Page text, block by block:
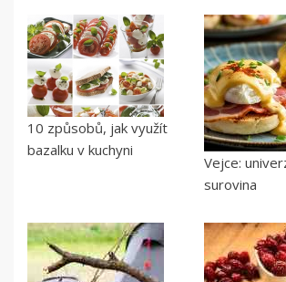
10 způsobů, jak využít
bazalku v kuchyni
Vejce:
surovina